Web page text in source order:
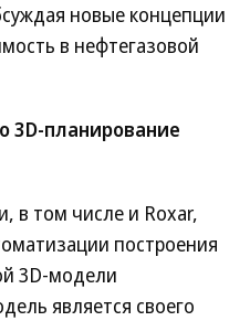
новые концепции
в нефтегазовой
3D-планирование
в том числе и Roxar,
построения
3D-модели
является своего